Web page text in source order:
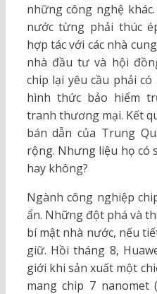
những công nghệ
nước từng phải thúc
hợp tác với các nhà
nhà đầu tư và hội
chip lại yêu cầu phải
hình thức bảo hiểm
tranh thương mại. Kết
bán dẫn của Trung
rộng. Nhưng liệu họ có
hay không?
Ngành công nghiệp
ẩn. Những đột phá và
bí mật nhà nước, nếu
giữ. Hồi tháng 8,
giới khi sản xuất một
mang chip 7